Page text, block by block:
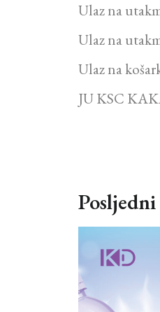
Ulaz na
Ulaz na
Ulaz na
JU KSC